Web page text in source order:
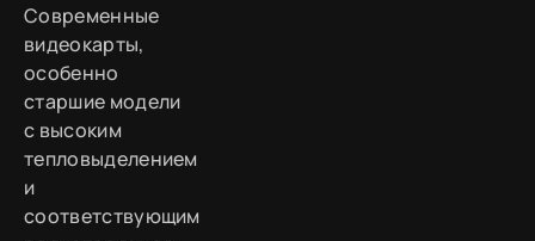
Современные
видеокарты,
особенно
старшие модели
с высоким
тепловыделением
и
соответствующим